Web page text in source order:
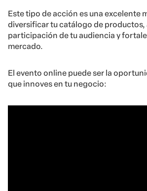
Este tipo de acción es una excelente
diversificar tu catálogo de productos,
participación de tu audiencia y
mercado.
El evento online puede ser la
que innoves en tu negocio: